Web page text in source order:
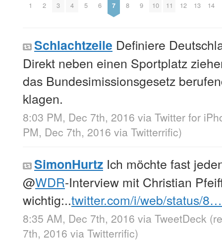
1 2 3 4 5 6 7 8 9 10 11 12 13 14
Schlachtzeile Definiere
Direkt neben einen Sportplatz
das Bundesimissionsgesetz
klagen.
8:03 PM, Dec 7th, 2016 via Twitter for
PM, Dec 7th, 2016 via Twitterrific)
SimonHurtz Ich möchte fast
@WDR-Interview mit Christian
wichtig:..twitter.com/i/web/status/8…
8:35 AM, Dec 7th, 2016 via TweetDeck
7th, 2016 via Twitterrific)